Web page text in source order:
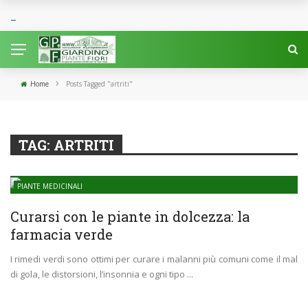
Home › Posts Tagged "artriti"
TAG: ARTRITI
PIANTE MEDICINALI
Curarsi con le piante in dolcezza: la
farmacia verde
I rimedi verdi sono ottimi per curare i malanni più comuni come il mal
di gola, le distorsioni, l’insonnia e ogni tipo ...